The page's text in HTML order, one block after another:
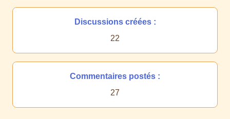
Discussions créées :
22
Commentaires postés :
27